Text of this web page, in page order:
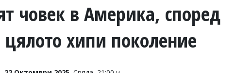
човек в Америка, според
хипи поколение